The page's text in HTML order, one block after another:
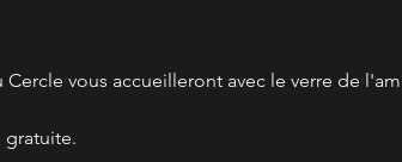
vous accueilleront avec le verre de
gratuite.